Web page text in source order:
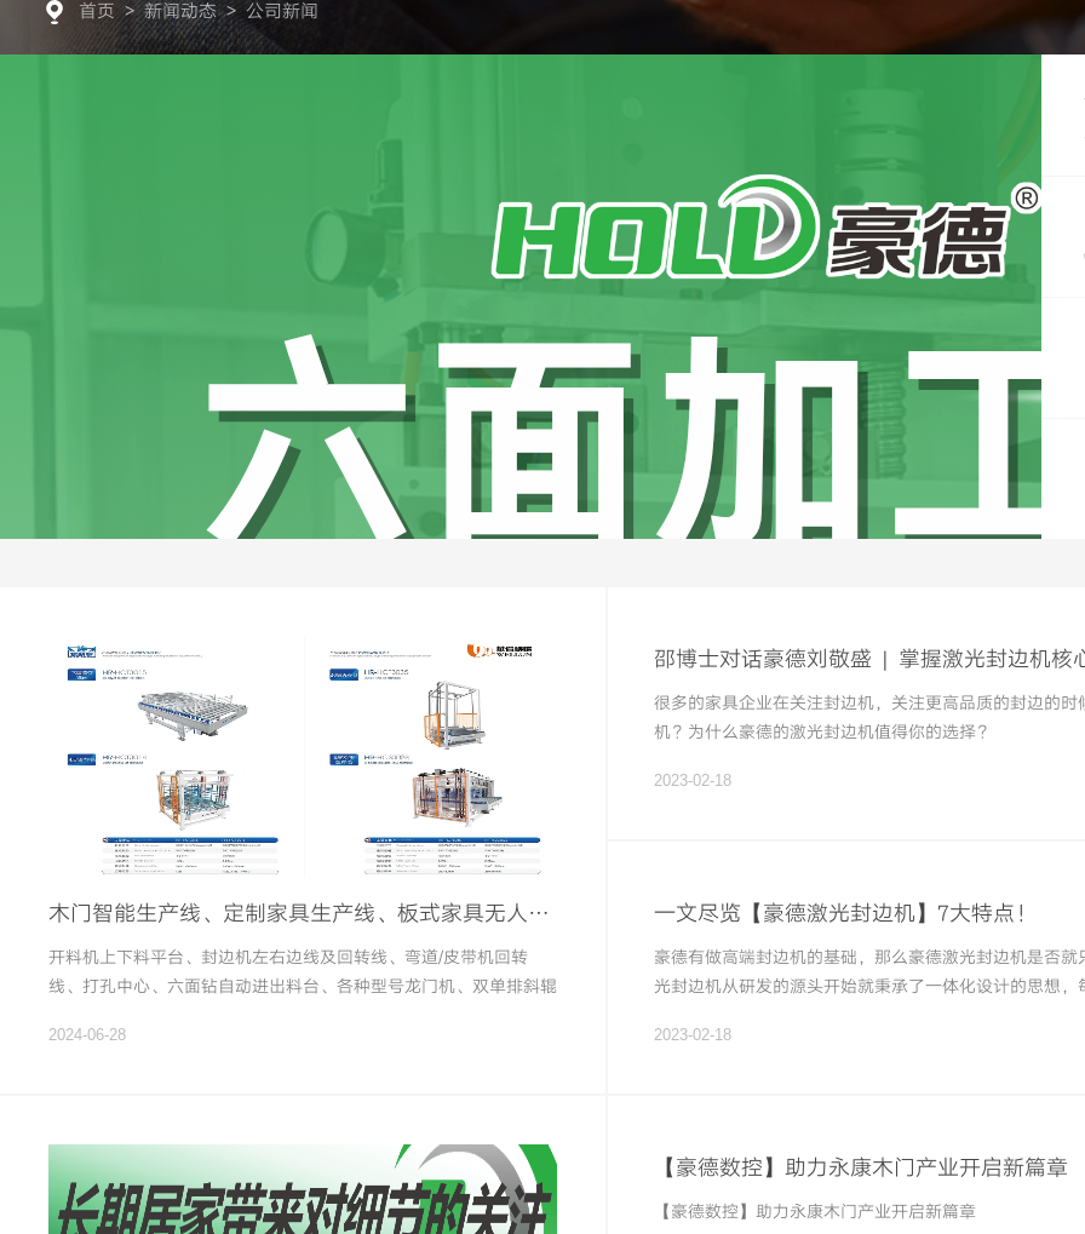
首页 > 新闻动态 > 公司新闻
木门智能生产线、定制家具生产线、板式家具无人生产线、智能分拣线、包装生产线
开料机上下料平台、封边机左右边线及回转线、弯道/皮带机回转
线、打孔中心、六面钻自动进出料台、各种型号龙门机、双单排斜辊
进料台、分拣线设备系列、平移辊台、RGV设备系列、动力输送系
2024-06-28
邵博士对话豪德刘敬盛 | 掌握激光封边机核
很多的家具企业在关注封边机，关注更高品质的封边的
机？为什么豪德的激光封边机值得你的选择？
2023-02-18
一文尽览【豪德激光封边机】7大特点！
豪德有做高端封边机的基础，那么豪德激光封边机是否
光封边机从研发的源头开始就秉承了一体化设计的思想
2023-02-18
【豪德数控】助力永康木门产业开启新篇章
【豪德数控】助力永康木门产业开启新篇章